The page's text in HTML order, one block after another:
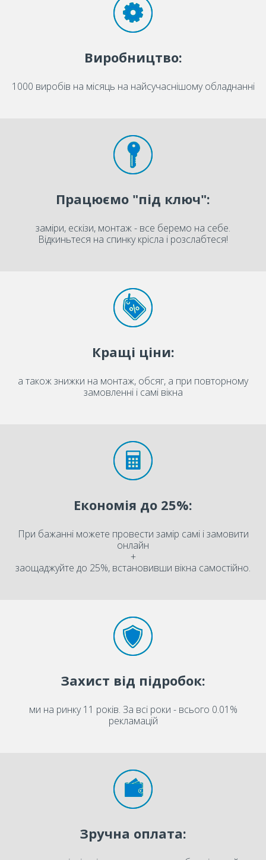
Виробництво:
1000 виробів на місяць на найсучаснішому обладнанні
Працюємо "під ключ":
заміри, ескізи, монтаж - все беремо на себе.
Відкиньтеся на спинку крісла і розслабтеся!
Кращі ціни:
а також знижки на монтаж, обсяг, а при повторному
замовленні і самі вікна
Економія до 25%:
При бажанні можете провести замір самі і замовити
онлайн
+
заощаджуйте до 25%, встановивши вікна самостійно.
Захист від підробок:
ми на ринку 11 років. За всі роки - всього 0.01%
рекламацій
Зручна оплата: